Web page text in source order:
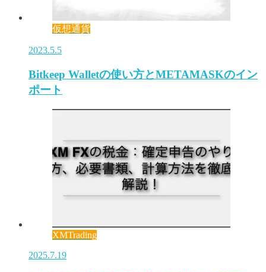
仮想通貨
2023.5.5
Bitkeep Walletの使い方とMETAMASKのイン
ポート
XMTrading
2025.7.19